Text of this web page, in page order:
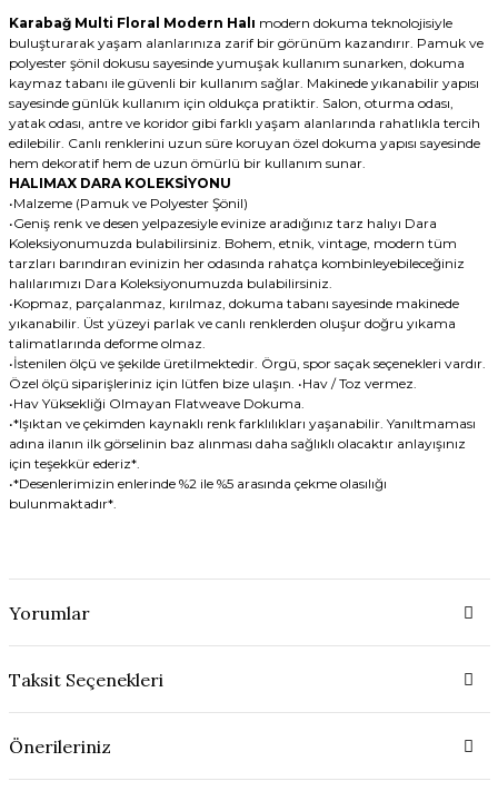
Karabağ Multi Floral Modern Halı modern dokuma teknolojisiyle
buluşturarak yaşam alanlarınıza zarif bir görünüm kazandırır. Pamuk ve
polyester şönil dokusu sayesinde yumuşak kullanım sunarken, dokuma
kaymaz tabanı ile güvenli bir kullanım sağlar. Makinede yıkanabilir yapısı
sayesinde günlük kullanım için oldukça pratiktir. Salon, oturma odası,
yatak odası, antre ve koridor gibi farklı yaşam alanlarında rahatlıkla tercih
edilebilir. Canlı renklerini uzun süre koruyan özel dokuma yapısı sayesinde
hem dekoratif hem de uzun ömürlü bir kullanım sunar.
HALIMAX DARA KOLEKSİYONU
•Malzeme (Pamuk ve Polyester Şönil)
•Geniş renk ve desen yelpazesiyle evinize aradığınız tarz halıyı Dara
Koleksiyonumuzda bulabilirsiniz. Bohem, etnik, vintage, modern tüm
tarzları barındıran evinizin her odasında rahatça kombinleyebileceğiniz
halılarımızı Dara Koleksiyonumuzda bulabilirsiniz.
•Kopmaz, parçalanmaz, kırılmaz, dokuma tabanı sayesinde makinede
yıkanabilir. Üst yüzeyi parlak ve canlı renklerden oluşur doğru yıkama
talimatlarında deforme olmaz.
•İstenilen ölçü ve şekilde üretilmektedir. Örgü, spor saçak seçenekleri vardır.
Özel ölçü siparişleriniz için lütfen bize ulaşın. •Hav / Toz vermez.
•Hav Yüksekliği Olmayan Flatweave Dokuma.
•*Işıktan ve çekimden kaynaklı renk farklılıkları yaşanabilir. Yanıltmaması
adına ilanın ilk görselinin baz alınması daha sağlıklı olacaktır anlayışınız
için teşekkür ederiz*.
•*Desenlerimizin enlerinde %2 ile %5 arasında çekme olasılığı
bulunmaktadır*.
Yorumlar
Taksit Seçenekleri
Önerileriniz